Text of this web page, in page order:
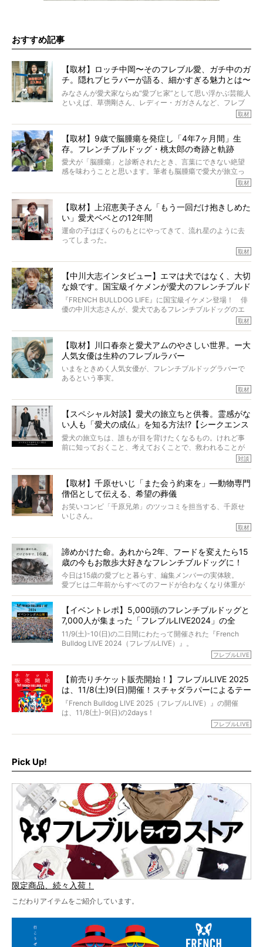
おすすめ記事
【取材】ロッチ中岡〜そのフレブル愛、ガチ中のガ
チ。隠れブヒラバーが語る、細かすぎる魅力とは〜
【前編】
みなさんが愛犬家ならぬ“愛ブヒ家”として思い浮かぶ芸能人
といえば、草彅剛さん、レディー・ガガさんなど、フレブ
ルを飼っている方が多いと思います。が、ロッチ中岡さん
んのインスタグラムを覗くと、たくさんのフレブルアカウ
ントがフォローされていて、わが『FRENCH BULLDOG
LIFE』モデルのnicoやトーラスも、その中の一頭。
そんな中岡さんに、フレブルの魅力を語っていただきまし
た。そのブヒ愛っぷりは、思ってた以上！ ガチ中のガチ
取材
【取材】9歳で脳腫瘍を発症し「4年7ヶ月間」生
存。フレンチブルドッグ・桃太郎の奇跡と軌跡
愛犬が「脳腫瘍」と診断されたとき、言葉にできない絶望
感を味わうことと思います。筆者も脳腫瘍で愛犬が旅立っ
たひとり。だからこそ、どれほど厄介で困難な病気かを理
ところが、フレンチブルドッグの桃太郎は9歳で脳腫瘍を発
症し、なんと4年7ヶ月間も生き抜いたのです。旅立ったと
きの年齢は13歳と11ヶ月、レジェンド級のレジェンドでし
た。さらには、治療後3年間は一度も発作が起きなかったと
いいます。
この事実はフレンチブルドッグだけでなく、脳腫瘍と闘う
太郎のオーナーである佐藤さんご夫婦に、治療の選択やケ
アについて詳しくお話しをうかがいました。
取材
【取材】上沼恵美子さん「もう一回だけ抱きしめた
い」愛犬ベベとの12年間
運命の子はぼくらのもとにやってきて、流れ星のように去
ってしまった。
り添いたいと思う。
その悲しみをいますぐ解消することはできないが、話をき
いて、泣いたり笑ったりするのもいいだろう。
こんな子だった、こんなにいい子だった、ほんとうに愛し
ていたと。
ぼくらは上沼恵美子さんのご自宅へ伺って、お話をきこう
と思った。
取材
【中川大志インタビュー】エマは犬ではなく、大切
な娘です。国宝級イケメンが愛犬のフレンチブルド
ッグと一緒に登場
『FRENCH BULLDOG LIFE』に国宝級イケメン登場！ 俳
優の中川大志さんが、愛犬であるフレンチブルドッグのエ
マちゃん（2歳の女の子）にメロメロとの情報を聞きつけ、
カエピソードが次から次へと飛び出しました。
取材
【取材】川口春奈と愛犬アムのやさしい世界。ー大
人気女優は生粋のフレブルラバー
いまをときめく人気女優が、フレンチブルドッグラバーで
あるという事実。
とりを目の当たりにするほどに、そのフレンチブルドッグ
愛がわたしたちのそれとまったく同じであることに、なん
だかうれしくなってしまったのでした。
春奈さんとアムちゃんのすてきな暮らしを、BUHI編集長の
小西がいつくしみながら、切り取らせていただきます。
取材
【スペシャル対談】愛犬の旅立ちと供養。霊感がな
い人も「愛犬の成仏」を知る方法!?【シークエンス
はやとも×PELI】
愛犬の旅立ちは、誰もが目を背けたくなるもの。けれど事
前に知っておくこと、考えておくことで、救われることが
力をもつお笑い芸人「シークエンスはやとも」さんに、愛
犬の旅立ちや供養についてインタビュー。
インタビュアー兼対談相手は、大の犬好きで心霊分野の知
識にも長けているPELIさん。
「愛犬が旅立ったあと、ベッドやおもちゃはどうすればい
くれる？」
さらには、霊感がない人でも愛犬が成仏したことを知る方
法まで。
お笑い芸人だからこそ暗くなりすぎない、むしろ心がスッ
と軽くなる。
永久保存版のスペシャル対談です！
対談
【取材】千原せいじ「また会う約束を」―動物専門
僧侶として伝える、希望の葬儀
お笑いコンビ「千原兄弟」のツッコミを担当する、千原せ
いじさん。
た。
僧侶としての名は「靖賢（せいけん）」。
当時54歳という年齢にして、なぜ動物専門僧侶という道を
選んだのか。
また、愛犬の旅立ちとどのように向き合うべきなのか。
た。
取材
諦めかけた命。あれから2年、フードを変えたら15
歳の今もお散歩大好きなフレンチブルドッグに！
今日は15歳の愛ブヒと暮らす、編集メンバーの実体験。
愛ブヒは二年前からすべてのフードが合わなくなり体重が
激減。検査をしても異常はなく「年齢のせいですね…」と言
もう諦めるしかないのかな…そんなとき、我が家に届いたの
が「THE fu-do(ザ・フード)」の試食品でした。
そして「THE fu-do(ザ・フード)」を食べつづけて二年、愛
ブヒは15歳になり、今も元気にお散歩をしています。
今回は、二年前の絶望から今までを包み隠さず、時系列で
【イベントレポ】5,000頭のフレンチブルドッグと
7,000人が集まった「フレブルLIVE2024」の全
貌！
11/9(土)-10(日)の二日間にわたって開催された『French
Bulldog LIVE 2024（フレブルLIVE）』。
今年はのべ5,000頭のフレンチブルドッグと7,000人のフレ
day1の司会はフレブルラバーのロッチさん。day2の音楽フ
ェスには世代ど真ん中のPUFFYが出演するなど、例年以上
に豪華なラインナップ。
北は北海道、南は鹿児島県から。全国のフレンチブルドッ
グが一堂に会した「フレブルLIVE2024」の模様を、詳しく
フレブルLIVE
【前売りチケット販売開始！】フレブルLIVE 2025
は、11/8(土)9(日)開催！スチャダラパーによるテー
マソング制作も決定
『French Bulldog LIVE 2025（フレブルLIVE）』の開催
は、11/8(土)-9(日)の2days！
お得な前売りチケット、いよいよ販売スタートです！
ど、内容盛りだくさんでお送りしていますので、最後まで
お見逃しなく！
フレブルLIVE
Pick Up!
限定商品、続々入荷！
こだわりアイテムをご紹介しています。